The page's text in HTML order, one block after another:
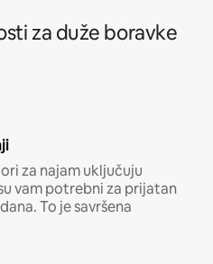
za duže boravke
za najam uključuju
vam potrebni za prijatan
To je savršena